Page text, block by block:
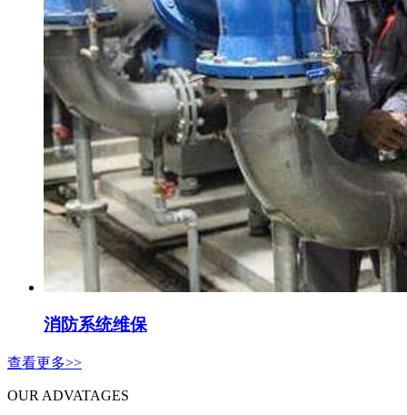
消防系统维保
查看更多>>
OUR ADVATAGES